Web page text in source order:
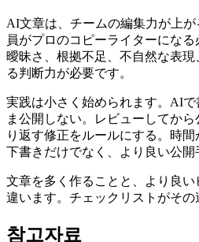
AI文章は、チームの編集力が上
員がプロのコピーライターにな
曖昧さ、根拠不足、不自然な表
る判断力が必要です。
実践は小さく始められます。AI
ま公開しない。レビューしてか
り返す修正をルールにする。時
下書きだけでなく、より良い公開
文章を多く作ることと、より良
違います。チェックリストがその
참고자료